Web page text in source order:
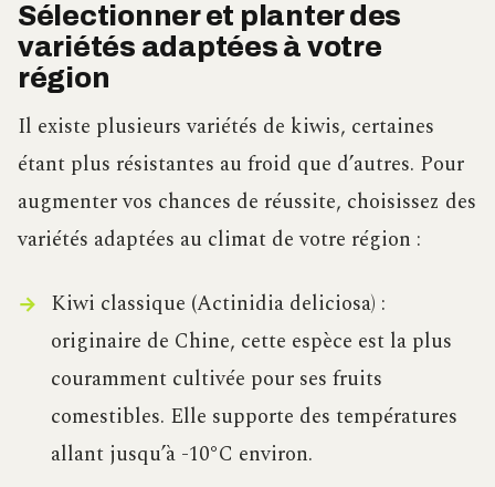
Sélectionner et planter des
variétés adaptées à votre
région
Il existe plusieurs variétés de kiwis, certaines
étant plus résistantes au froid que d’autres. Pour
augmenter vos chances de réussite, choisissez des
variétés adaptées au climat de votre région :
Kiwi classique (Actinidia deliciosa) :
originaire de Chine, cette espèce est la plus
couramment cultivée pour ses fruits
comestibles. Elle supporte des températures
allant jusqu’à -10°C environ.